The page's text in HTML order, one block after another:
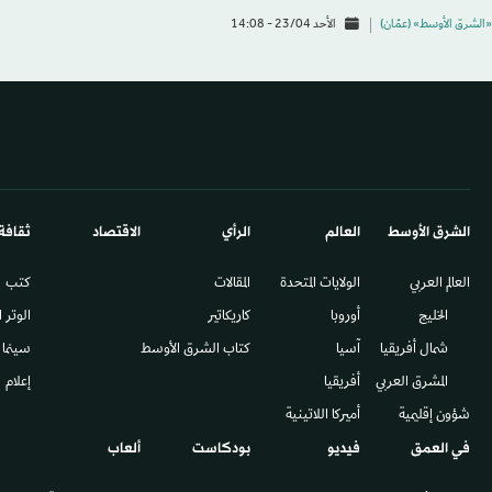
«الشرق الأوسط» (عمّان) الأحد 23/04 - 14:08
الشرق الأوسط​
العالم العربي
الخليج
شمال أفريقيا
المشرق العربي
شؤون إقليمية
العالم
الولايات المتحدة
أوروبا
آسيا
أفريقيا
أميركا اللاتينية
الرأي
المقالات
كاريكاتير
كتاب الشرق الأوسط
الاقتصاد
كتب
سينما
إعلام
في العمق فيديو بودكاست ألعاب